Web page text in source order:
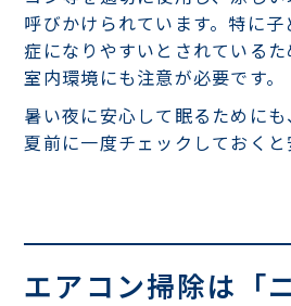
呼びかけられています。特に
症になりやすいとされている
室内環境にも注意が必要です。
暑い夜に安心して眠るために
夏前に一度チェックしておくと
エアコン掃除は「